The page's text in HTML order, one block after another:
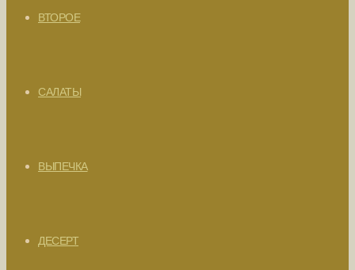
ВТОРОЕ
САЛАТЫ
ВЫПЕЧКА
ДЕСЕРТ